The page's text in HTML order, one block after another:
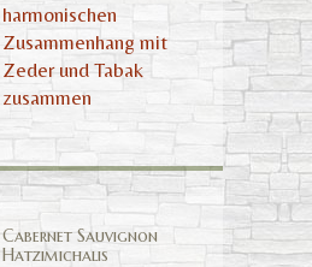
harmonischen
Zusammenhang mit
Zeder und Tabak
zusammen
Cabernet Sauvignon
Hatzimichalis